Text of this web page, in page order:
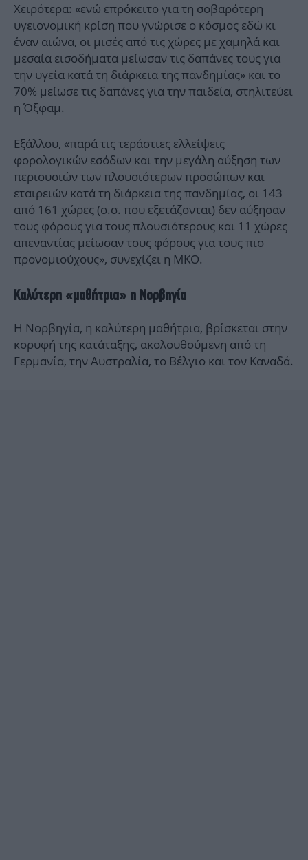
Χειρότερα: «ενώ επρόκειτο για τη σοβαρότερη
υγειονομική κρίση που γνώρισε ο κόσμος εδώ κι
έναν αιώνα, οι μισές από τις χώρες με χαμηλά και
μεσαία εισοδήματα μείωσαν τις δαπάνες τους για
την υγεία κατά τη διάρκεια της πανδημίας» και το
70% μείωσε τις δαπάνες για την παιδεία, στηλιτεύει
η Όξφαμ.
Εξάλλου, «παρά τις τεράστιες ελλείψεις
φορολογικών εσόδων και την μεγάλη αύξηση των
περιουσιών των πλουσιότερων προσώπων και
εταιρειών κατά τη διάρκεια της πανδημίας, οι 143
από 161 χώρες (σ.σ. που εξετάζονται) δεν αύξησαν
τους φόρους για τους πλουσιότερους και 11 χώρες
απεναντίας μείωσαν τους φόρους για τους πιο
προνομιούχους», συνεχίζει η ΜΚΟ.
Καλύτερη «μαθήτρια» η Νορβηγία
Η Νορβηγία, η καλύτερη μαθήτρια, βρίσκεται στην
κορυφή της κατάταξης, ακολουθούμενη από τη
Γερμανία, την Αυστραλία, το Βέλγιο και τον Καναδά.